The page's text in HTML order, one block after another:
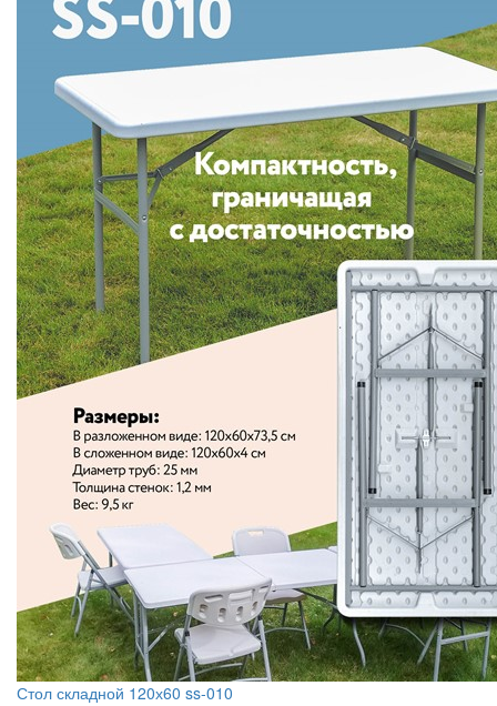
Стол складной 120х60 ss-010